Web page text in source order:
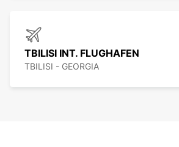
TBILISI INT. FLUGHAFEN
TBILISI - GEORGIA